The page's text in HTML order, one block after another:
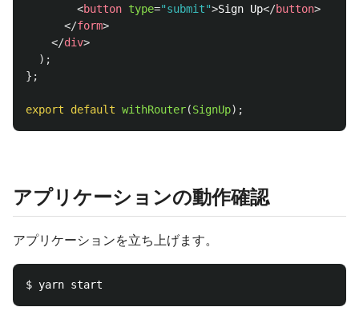
<button type="submit">Sign Up</button>
</form>
</div>
);
};
export default withRouter(SignUp);
アプリケーションの動作確認
アプリケーションを立ち上げます。